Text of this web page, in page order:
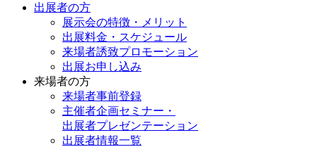
出展者の方
展示会の特徴・メリット
出展料⾦・スケジュール
来場者誘致プロモーション
出展お申し込み
来場者の方
来場者事前登録
主催者企画セミナー・
出展者プレゼンテーション
出展者情報一覧